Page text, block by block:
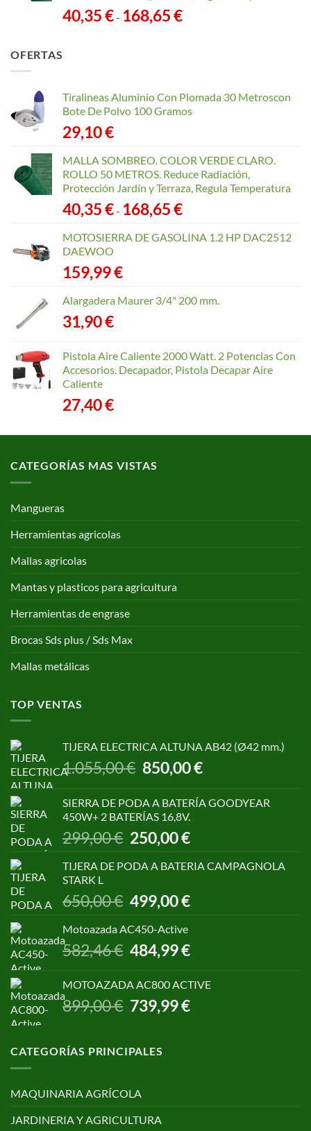
40,35€- 168,65€Rango
168,65 €
OFERTAS
Tiralineas Aluminio Con Plomada 30 Metroscon
Bote De Polvo 100 Gramos
29,10€
MALLA SOMBREO. COLOR VERDE CLARO.
ROLLO 50 METROS. Reduce Radiación,
Protección Jardín y Terraza, Regula Temperatura
40,35€- 168,65€Rango
precios:
MOTOSIERRA DE GASOLINA 1.2 HP DAC2512
DAEWOO
159,99€
Alargadera Maurer 3/4" 200 mm.
31,90€
Pistola Aire Caliente 2000 Watt. 2 Potencias Con
Accesorios. Decapador, Pistola Decapar Aire
Caliente
27,40€
CATEGORÍAS MAS VISTAS
Mangueras
Herramientas agricolas
Mallas agricolas
Mantas y plasticos para agricultura
Herramientas de engrase
Brocas Sds plus / Sds Max
Mallas metálicas
TOP VENTAS
TIJERA ELECTRICA ALTUNA AB42 (Ø42 mm.)
1.055,00€ El
precio
era:
1.055,00 €.
850,00€El
es:
SIERRA DE PODA A BATERÍA GOODYEAR
450W+ 2 BATERÍAS 16,8V.
299,00€ El
precio
original
299,00 €.
250,00€El
actual
250,00 €.
TIJERA DE PODA A BATERIA CAMPAGNOLA
STARK L
650,00€
El
precio
original
650,00 €.
499,00€El
499,00 €.
Motoazada AC450-Active
582,46€
El
precio
era:
582,46 €.
484,99€El
es:
484,99 €.
MOTOAZADA AC800 ACTIVE
899,00€ El
precio
era:
739,99€El
CATEGORÍAS PRINCIPALES
MAQUINARIA AGRÍCOLA
JARDINERIA Y AGRICULTURA